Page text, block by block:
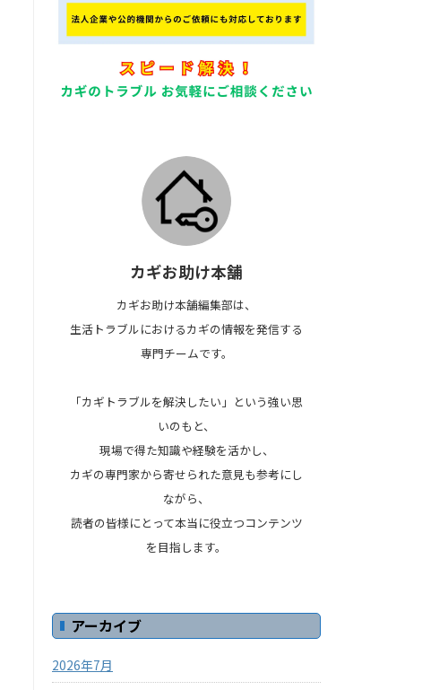
カギお助け本舗
カギお助け本舗編集部は、
生活トラブルにおけるカギの情報を発信する
専門チームです。
「カギトラブルを解決したい」という強い思
いのもと、
現場で得た知識や経験を活かし、
カギの専門家から寄せられた意見も参考にし
ながら、
読者の皆様にとって本当に役立つコンテンツ
を目指します。
アーカイブ
2026年7月